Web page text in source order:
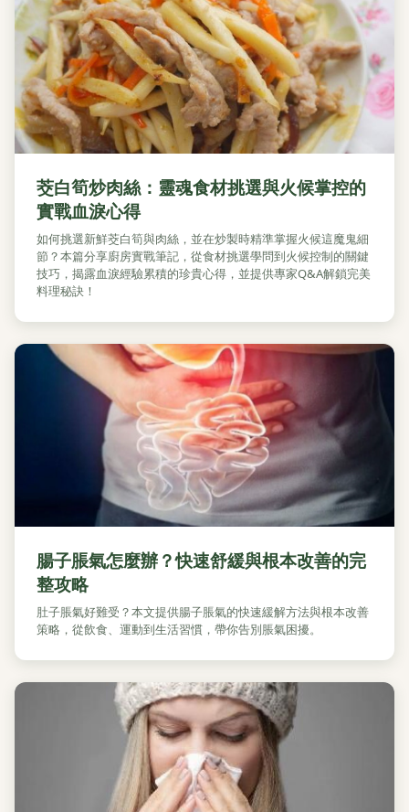
茭白筍炒肉絲：靈魂食材挑選與火候掌控的
實戰血淚心得
如何挑選新鮮茭白筍與肉絲，並在炒製時精準掌握火候這魔鬼細
節？本篇分享廚房實戰筆記，從食材挑選學問到火候控制的關鍵
技巧，揭露血淚經驗累積的珍貴心得，並提供專家Q&A解鎖完美
料理秘訣！
腸子脹氣怎麼辦？快速舒緩與根本改善的完
整攻略
肚子脹氣好難受？本文提供腸子脹氣的快速緩解方法與根本改善
策略，從飲食、運動到生活習慣，帶你告別脹氣困擾。